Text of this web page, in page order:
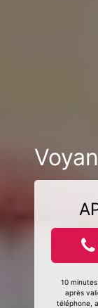
10
après
téléphone,